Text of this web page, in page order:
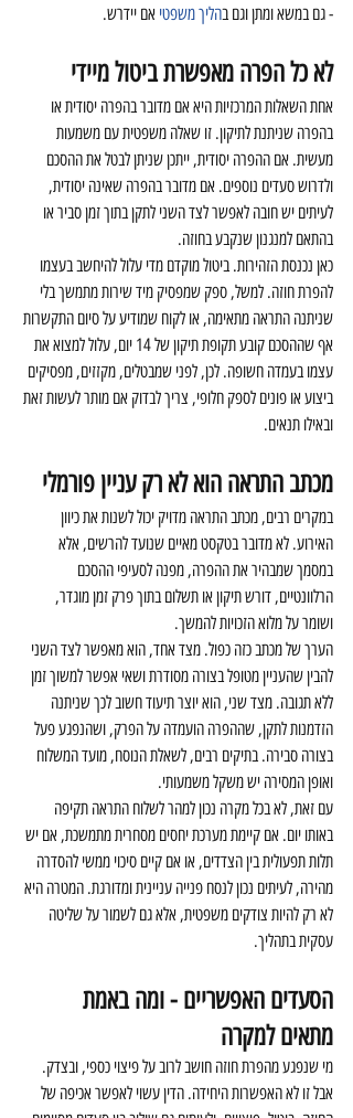
- גם במשא ומתן וגם בהליך משפטי אם יידרש.
לא כל הפרה מאפשרת ביטול מיידי
אחת השאלות המרכזיות היא אם מדובר בהפרה יסודית או
בהפרה שניתנת לתיקון. זו שאלה משפטית עם משמעות
מעשית. אם ההפרה יסודית, ייתכן שניתן לבטל את ההסכם
ולדרוש סעדים נוספים. אם מדובר בהפרה שאינה יסודית,
לעיתים יש חובה לאפשר לצד השני לתקן בתוך זמן סביר או
בהתאם למנגנון שנקבע בחוזה.
כאן נכנסת הזהירות. ביטול מוקדם מדי עלול להיחשב בעצמו
להפרת חוזה. למשל, ספק שמפסיק מיד שירות מתמשך בלי
שניתנה התראה מתאימה, או לקוח שמודיע על סיום התקשרות
אף שההסכם קובע תקופת תיקון של 14 יום, עלול למצוא את
עצמו בעמדה חשופה. לכן, לפני שמבטלים, מקזזים, מפסיקים
ביצוע או פונים לספק חלופי, צריך לבדוק אם מותר לעשות זאת
ובאילו תנאים.
מכתב התראה הוא לא רק עניין פורמלי
במקרים רבים, מכתב התראה מדויק יכול לשנות את כיוון
האירוע. לא מדובר בטקסט מאיים שנועד להרשים, אלא
במסמך שמבהיר את ההפרה, מפנה לסעיפי ההסכם
הרלוונטיים, דורש תיקון או תשלום בתוך פרק זמן מוגדר,
ושומר על מלוא הזכויות להמשך.
הערך של מכתב כזה כפול. מצד אחד, הוא מאפשר לצד השני
להבין שהעניין מטופל בצורה מסודרת ושאי אפשר למשוך זמן
ללא תגובה. מצד שני, הוא יוצר תיעוד חשוב לכך שניתנה
הזדמנות לתקן, שההפרה הועמדה על הפרק, ושהנפגע פעל
בצורה סבירה. בתיקים רבים, לשאלת הנוסח, מועד המשלוח
ואופן המסירה יש משקל משמעותי.
עם זאת, לא בכל מקרה נכון למהר לשלוח התראה תקיפה
באותו יום. אם קיימת מערכת יחסים מסחרית מתמשכת, אם יש
תלות תפעולית בין הצדדים, או אם קיים סיכוי ממשי להסדרה
מהירה, לעיתים נכון לנסח פנייה עניינית ומדורגת. המטרה היא
לא רק להיות צודקים משפטית, אלא גם לשמור על שליטה
עסקית בתהליך.
הסעדים האפשריים - ומה באמת
מתאים למקרה
מי שנפגע מהפרת חוזה חושב לרוב על פיצוי כספי, ובצדק.
אבל זו לא האפשרות היחידה. הדין עשוי לאפשר אכיפה של